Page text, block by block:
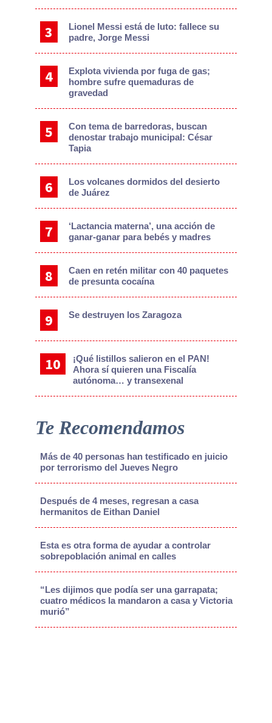
Lionel Messi está de luto: fallece su
padre, Jorge Messi
Explota vivienda por fuga de gas;
hombre sufre quemaduras de
gravedad
Con tema de barredoras, buscan
denostar trabajo municipal: César
Tapia
Los volcanes dormidos del desierto
de Juárez
‘Lactancia materna’, una acción de
ganar-ganar para bebés y madres
Caen en retén militar con 40 paquetes
de presunta cocaína
Se destruyen los Zaragoza
¡Qué listillos salieron en el PAN!
Ahora sí quieren una Fiscalía
autónoma… y transexenal
Te Recomendamos
Más de 40 personas han testificado en juicio
por terrorismo del Jueves Negro
Después de 4 meses, regresan a casa
hermanitos de Eithan Daniel
Esta es otra forma de ayudar a controlar
sobrepoblación animal en calles
“Les dijimos que podía ser una garrapata;
cuatro médicos la mandaron a casa y Victoria
murió”